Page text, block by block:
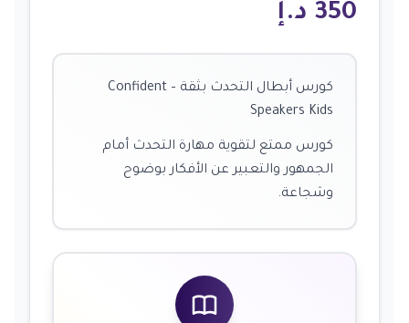
350 د.إ
كورس أبطال التحدث بثقة – Confident
Speakers Kids
كورس ممتع لتقوية مهارة التحدث أمام
الجمهور والتعبير عن الأفكار بوضوح
وشجاعة.